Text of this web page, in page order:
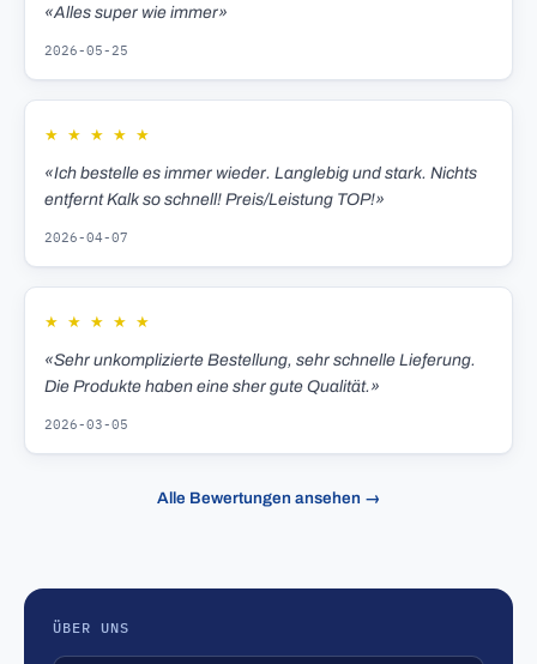
«Alles super wie immer»
2026-05-25
★ ★ ★ ★ ★
«Ich bestelle es immer wieder. Langlebig und stark. Nichts
entfernt Kalk so schnell! Preis/Leistung TOP!»
2026-04-07
★ ★ ★ ★ ★
«Sehr unkomplizierte Bestellung, sehr schnelle Lieferung.
Die Produkte haben eine sher gute Qualität.»
2026-03-05
Alle Bewertungen ansehen →
ÜBER UNS